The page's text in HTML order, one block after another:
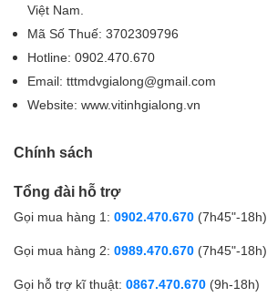
Việt Nam.
Mã Số Thuế: 3702309796
Hotline: 0902.470.670
Email: tttmdvgialong@gmail.com
Website: www.vitinhgialong.vn
Chính sách
Tổng đài hỗ trợ
Gọi mua hàng 1: 0902.470.670 (7h45"-18h)
Gọi mua hàng 2: 0989.470.670 (7h45"-18h)
Gọi hỗ trợ kĩ thuật: 0867.470.670 (9h-18h)